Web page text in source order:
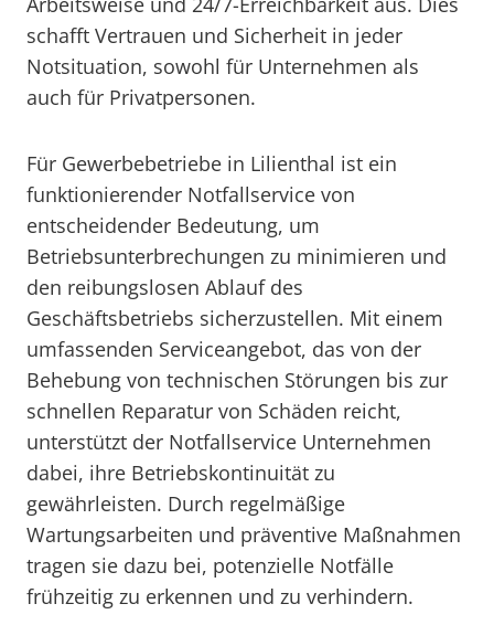
schafft Vertrauen und Sicherheit in jeder
Notsituation, sowohl für Unternehmen als
auch für Privatpersonen.
Für Gewerbebetriebe in Lilienthal ist ein
funktionierender Notfallservice von
entscheidender Bedeutung, um
Betriebsunterbrechungen zu minimieren und
den reibungslosen Ablauf des
Geschäftsbetriebs sicherzustellen. Mit einem
umfassenden Serviceangebot, das von der
Behebung von technischen Störungen bis zur
schnellen Reparatur von Schäden reicht,
unterstützt der Notfallservice Unternehmen
dabei, ihre Betriebskontinuität zu
gewährleisten. Durch regelmäßige
Wartungsarbeiten und präventive Maßnahmen
tragen sie dazu bei, potenzielle Notfälle
frühzeitig zu erkennen und zu verhindern.